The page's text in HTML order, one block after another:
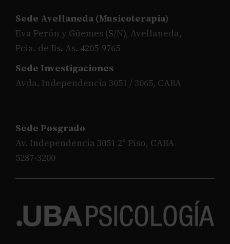
Sede Avellaneda (Musicoterapia)
Eva Perón y Güemes (S/N), Avellaneda,
Pcia. de Bs. As. 4205-9765
Sede Investigaciones
Avda. Independencia 3051 / 3065, CABA
Sede Posgrado
Av. Independencia 3051 2° Piso, CABA
5287-3200